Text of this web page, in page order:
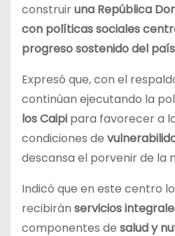
construiruna República
con políticas sociales
progreso sostenido del
Expresó que, con el
continúan ejecutando la
los Caipi para favorecer a
condiciones de
descansa el porvenir de la
Indicó que en este centro
recibirán servicios
componentes de salud y